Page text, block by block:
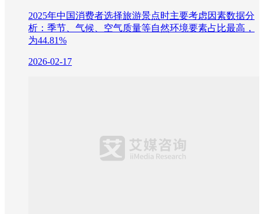
2025年中国消费者选择旅游景点时主要考虑因素数据分
析：季节、气候、空气质量等自然环境要素占比最高，
为44.81%
2026-02-17